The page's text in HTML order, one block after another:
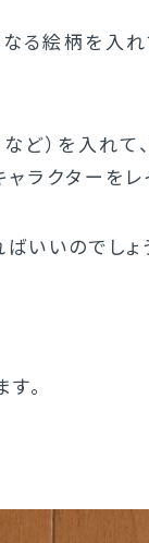
る絵柄を入れ
ど）を入れ
ラクターをレ
いいのでしょ
。